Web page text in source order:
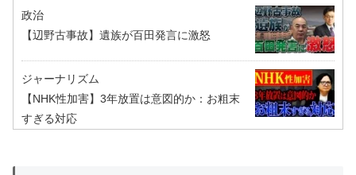
政治
【辺野古事故】遺族が百田発言に激怒
ジャーナリズム
【NHK性加害】3年放置は意図的か：お粗末
すぎる対応